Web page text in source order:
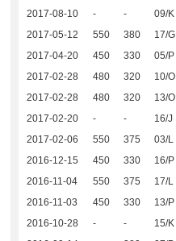
2017-08-10
- - 09/K
2017-05-12
550 380 17/G
2017-04-20
450 330 05/P
2017-02-28
480 320 10/O
2017-02-28
480 320 13/O
2017-02-20
- - 16/J
2017-02-06
550 375 03/L
2016-12-15
450 330 16/P
2016-11-04
550 375 17/L
2016-11-03
450 330 13/P
2016-10-28
- - 15/K